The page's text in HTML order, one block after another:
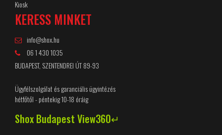
Kiosk
KERESS MINKET
info@shox.hu
06 1 430 1035
BUDAPEST, SZENTENDREI ÚT 89-93
Ügyfélszolgálat és garanciális ügyintézés
hétfőtől - péntekig 10-18 óráig
Shox Budapest View360↵